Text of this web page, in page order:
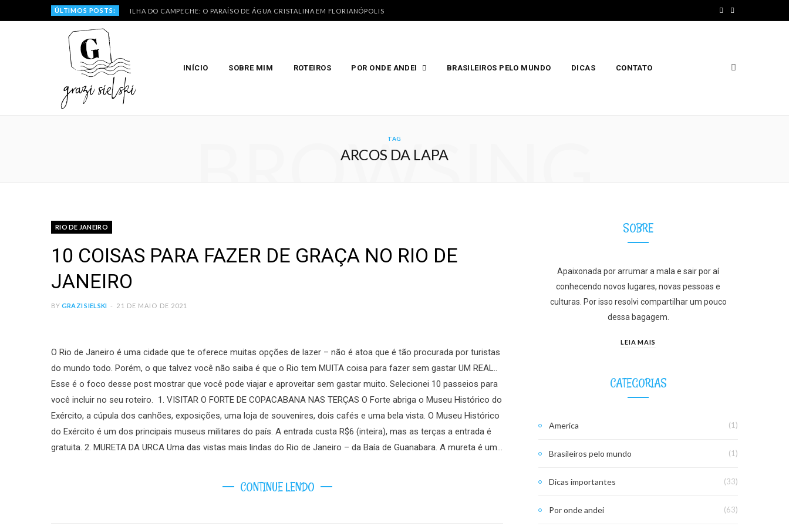
ÚLTIMOS POSTS: ILHA DO CAMPECHE: O PARAÍSO DE ÁGUA CRISTALINA EM FLORIANÓPOLIS
INÍCIO SOBRE MIM ROTEIROS POR ONDE ANDEI BRASILEIROS PELO MUNDO DICAS CONTATO
TAG
ARCOS DA LAPA
BROWSING
RIO DE JANEIRO
10 COISAS PARA FAZER DE GRAÇA NO RIO DE
JANEIRO
BY GRAZI SIELSKI 21 DE MAIO DE 2021
O Rio de Janeiro é uma cidade que te oferece muitas opções de lazer – não é atoa que é tão procurada por turistas
do mundo todo. Porém, o que talvez você não saiba é que o Rio tem MUITA coisa para fazer sem gastar UM REAL..
Esse é o foco desse post mostrar que você pode viajar e aproveitar sem gastar muito. Selecionei 10 passeios para
você incluir no seu roteiro. 1. VISITAR O FORTE DE COPACABANA NAS TERÇAS O Forte abriga o Museu Histórico do
Exército, a cúpula dos canhões, exposições, uma loja de souvenires, dois cafés e uma bela vista. O Museu Histórico
do Exército é um dos principais museus militares do país. A entrada custa R$6 (inteira), mas as terças a entrada é
gratuita. 2. MURETA DA URCA Uma das vistas mais lindas do Rio de Janeiro – da Baía de Guanabara. A mureta é um…
CONTINUE LENDO
SOBRE
Apaixonada por arrumar a mala e sair por aí
conhecendo novos lugares, novas pessoas e
culturas. Por isso resolvi compartilhar um pouco
dessa bagagem.
LEIA MAIS
CATEGORIAS
America (1)
Brasileiros pelo mundo (1)
Dicas importantes (33)
Por onde andei (63)